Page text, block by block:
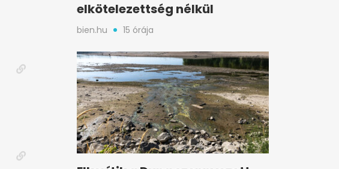
elkötelezettség nélkül
bien.hu 15 órája